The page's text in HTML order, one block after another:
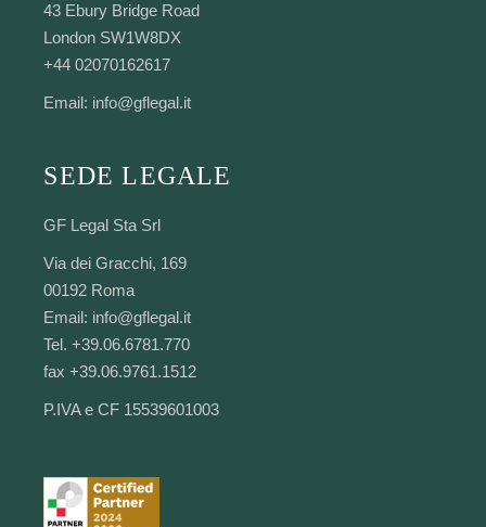
43 Ebury Bridge Road
London SW1W8DX
+44 02070162617
Email: info@gflegal.it
SEDE LEGALE
GF Legal Sta Srl
Via dei Gracchi, 169
00192 Roma
Email: info@gflegal.it
Tel. +39.06.6781.770
fax +39.06.9761.1512
P.IVA e CF 15539601003